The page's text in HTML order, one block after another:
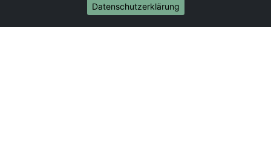
Umzug von Ludwigsburg nach Brasilien
Umzug von Ludwigsburg nach Brunei Darussalam
Datenschutzerklärung